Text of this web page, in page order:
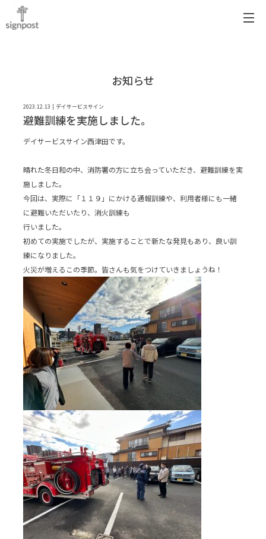
お知らせ
2023.12.13 デイサービスサイン
避難訓練を実施しました。
デイサービスサイン西津田です。
晴れた冬日和の中、消防署の方に立ち会っていただき、避難訓練を実
施しました。
今回は、実際に「１１９」にかける通報訓練や、利用者様にも一緒
に避難いただいたり、消火訓練も
行いました。
初めての実施でしたが、実施することで新たな発見もあり、良い訓
練になりました。
火災が増えるこの季節。皆さんも気をつけていきましょうね！